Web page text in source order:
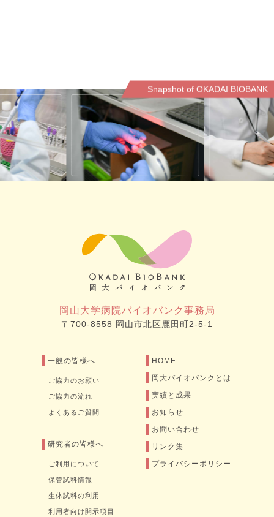
Snapshot of OKADAI BIOBANK
岡山大学病院バイオバンク事務局
〒700-8558 岡山市北区鹿田町2-5-1
一般の皆様へ
ご協力のお願い
ご協力の流れ
よくあるご質問
研究者の皆様へ
ご利用について
保管試料情報
生体試料の利用
利用者向け開示項目
HOME
岡大バイオバンクとは
実績と成果
お知らせ
お問い合わせ
リンク集
プライバシーポリシー